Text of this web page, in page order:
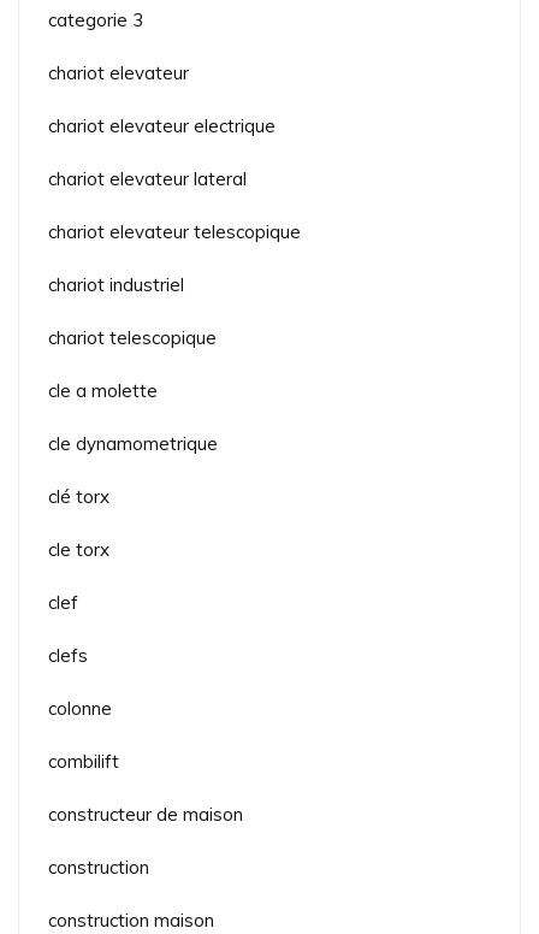
categorie 3
chariot elevateur
chariot elevateur electrique
chariot elevateur lateral
chariot elevateur telescopique
chariot industriel
chariot telescopique
cle a molette
cle dynamometrique
clé torx
cle torx
clef
clefs
colonne
combilift
constructeur de maison
construction
construction maison